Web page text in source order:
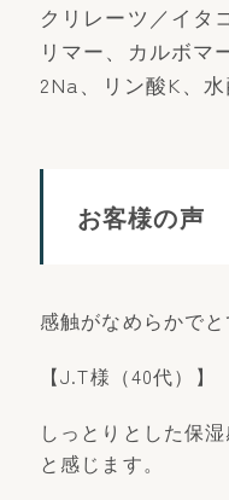
クリレーツ／イタ
リマー、カルボマ
2Na、リン酸K、
お客様の声
感触がなめらかでと
【J.T様（40代）】
しっとりとした保
と感じます。